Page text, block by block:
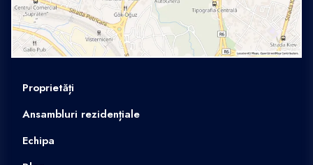
Proprietăți
Ansambluri rezidențiale
Echipa